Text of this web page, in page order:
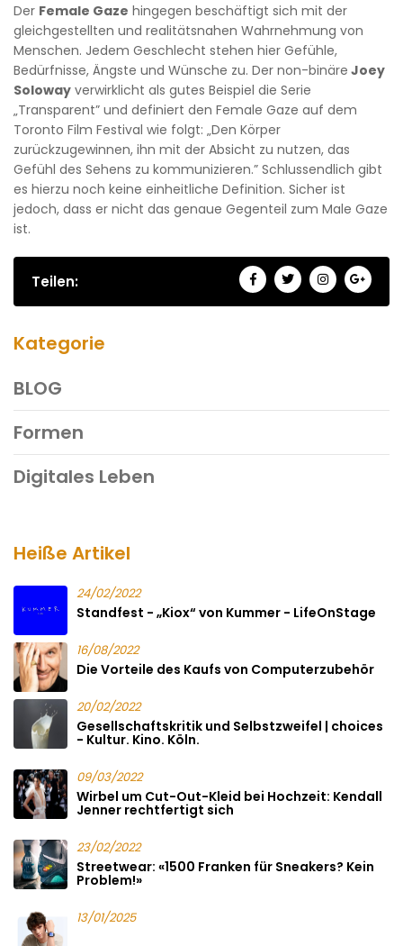
Der Female Gaze hingegen beschäftigt sich mit der
gleichgestellten und realitätsnahen Wahrnehmung von
Menschen. Jedem Geschlecht stehen hier Gefühle,
Bedürfnisse, Ängste und Wünsche zu. Der non-binäre Joey
Soloway verwirklicht als gutes Beispiel die Serie
„Transparent” und definiert den Female Gaze auf dem
Toronto Film Festival wie folgt: „Den Körper
zurückzugewinnen, ihn mit der Absicht zu nutzen, das
Gefühl des Sehens zu kommunizieren.” Schlussendlich gibt
es hierzu noch keine einheitliche Definition. Sicher ist
jedoch, dass er nicht das genaue Gegenteil zum Male Gaze
ist.
Teilen:
Kategorie
BLOG
Formen
Digitales Leben
Heiße Artikel
24/02/2022
Standfest - „Kiox“ von Kummer - LifeOnStage
16/08/2022
Die Vorteile des Kaufs von Computerzubehör
20/02/2022
Gesellschaftskritik und Selbstzweifel | choices
- Kultur. Kino. Köln.
09/03/2022
Wirbel um Cut-Out-Kleid bei Hochzeit: Kendall
Jenner rechtfertigt sich
23/02/2022
Streetwear: «1500 Franken für Sneakers? Kein
Problem!»
13/01/2025